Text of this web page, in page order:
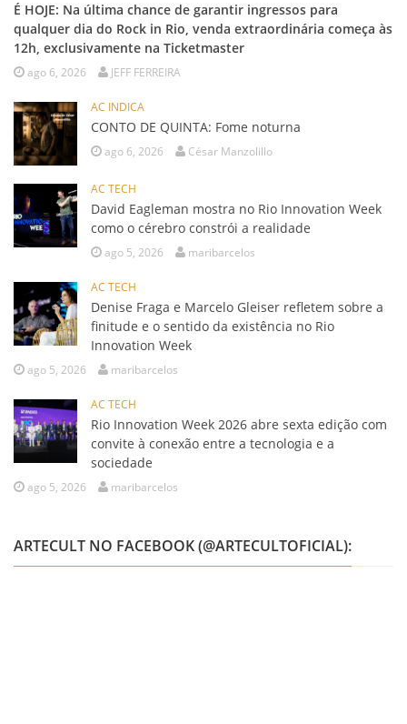
É HOJE: Na última chance de garantir ingressos para
qualquer dia do Rock in Rio, venda extraordinária começa às
12h, exclusivamente na Ticketmaster
ago 6, 2026 JEFF FERREIRA
AC INDICA
CONTO DE QUINTA: Fome noturna
ago 6, 2026 César Manzolillo
AC TECH
David Eagleman mostra no Rio Innovation Week
como o cérebro constrói a realidade
ago 5, 2026 maribarcelos
AC TECH
Denise Fraga e Marcelo Gleiser refletem sobre a
finitude e o sentido da existência no Rio
Innovation Week
ago 5, 2026 maribarcelos
AC TECH
Rio Innovation Week 2026 abre sexta edição com
convite à conexão entre a tecnologia e a
sociedade
ago 5, 2026 maribarcelos
ARTECULT NO FACEBOOK (@ARTECULTOFICIAL):